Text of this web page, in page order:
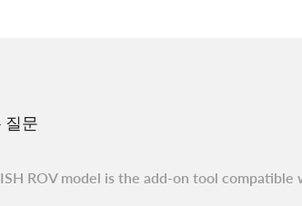
질문
ROV model is the add-on tool compatible